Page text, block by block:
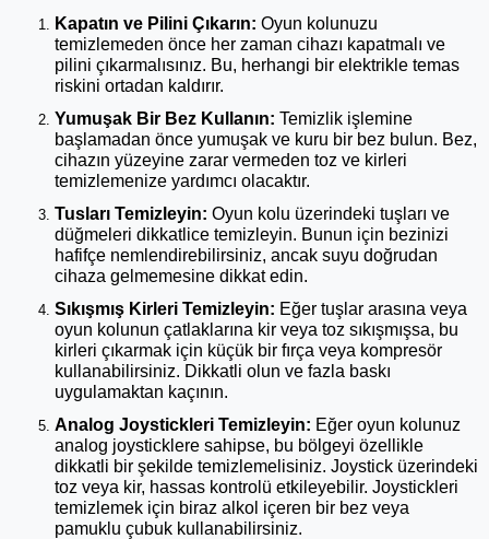
Kapatın ve Pilini Çıkarın: Oyun kolunuzu
temizlemeden önce her zaman cihazı kapatmalı ve
pilini çıkarmalısınız. Bu, herhangi bir elektrikle temas
riskini ortadan kaldırır.
Yumuşak Bir Bez Kullanın: Temizlik işlemine
başlamadan önce yumuşak ve kuru bir bez bulun. Bez,
cihazın yüzeyine zarar vermeden toz ve kirleri
temizlemenize yardımcı olacaktır.
Tusları Temizleyin: Oyun kolu üzerindeki tuşları ve
düğmeleri dikkatlice temizleyin. Bunun için bezinizi
hafifçe nemlendirebilirsiniz, ancak suyu doğrudan
cihaza gelmemesine dikkat edin.
Sıkışmış Kirleri Temizleyin: Eğer tuşlar arasına veya
oyun kolunun çatlaklarına kir veya toz sıkışmışsa, bu
kirleri çıkarmak için küçük bir fırça veya kompresör
kullanabilirsiniz. Dikkatli olun ve fazla baskı
uygulamaktan kaçının.
Analog Joystickleri Temizleyin: Eğer oyun kolunuz
analog joysticklere sahipse, bu bölgeyi özellikle
dikkatli bir şekilde temizlemelisiniz. Joystick üzerindeki
toz veya kir, hassas kontrolü etkileyebilir. Joystickleri
temizlemek için biraz alkol içeren bir bez veya
pamuklu çubuk kullanabilirsiniz.